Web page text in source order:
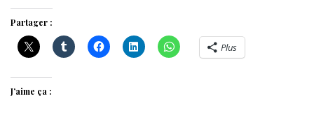
Partager :
Plus
J’aime ça :